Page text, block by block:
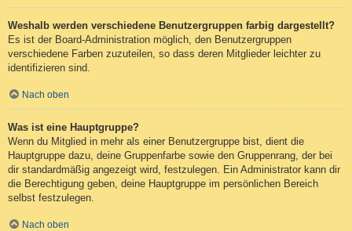
Weshalb werden verschiedene Benutzergruppen farbig dargestellt?
Es ist der Board-Administration möglich, den Benutzergruppen
verschiedene Farben zuzuteilen, so dass deren Mitglieder leichter zu
identifizieren sind.
Nach oben
Was ist eine Hauptgruppe?
Wenn du Mitglied in mehr als einer Benutzergruppe bist, dient die
Hauptgruppe dazu, deine Gruppenfarbe sowie den Gruppenrang, der bei
dir standardmäßig angezeigt wird, festzulegen. Ein Administrator kann dir
die Berechtigung geben, deine Hauptgruppe im persönlichen Bereich
selbst festzulegen.
Nach oben